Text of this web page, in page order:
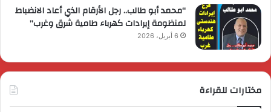
“محمد أبو طالب.. رجل الأرقام الذي أعاد الانضباط
لمنظومة إيرادات كهرباء طامية شرق وغرب”
6 أبريل، 2026
مختارات للقراءة